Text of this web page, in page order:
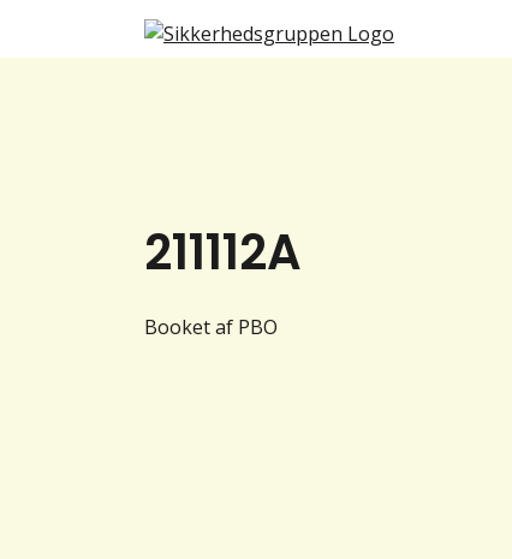
211112A
Booket af PBO